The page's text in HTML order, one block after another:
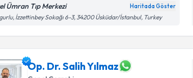
Ümran Tıp Merkezi Haritada Göster
İzzettinbey Sokağı 6-3, 34200 Üsküdar/İstanbul, Turkey
Op. Dr. Salih Yılmaz